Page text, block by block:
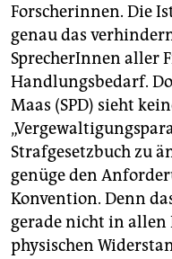
Forscherinnen. Die
genau das
SprecherInnen aller
Handlungsbedarf.
Maas (SPD) sieht
Strafgesetzbuch zu
genüge den
Konvention. Denn
gerade nicht in allen
physischen